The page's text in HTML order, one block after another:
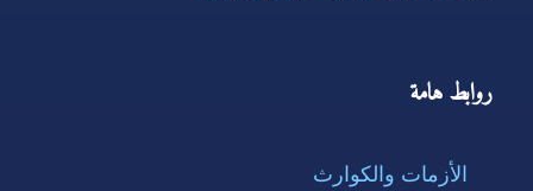
روابط هامة
الأزمات والكوارث